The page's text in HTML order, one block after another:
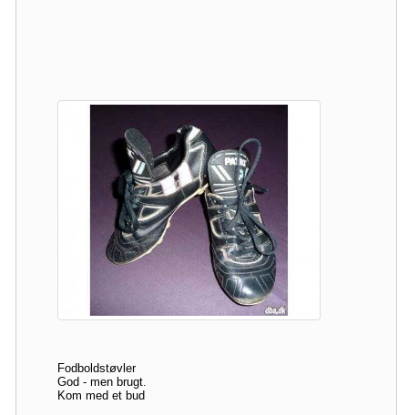
Fodboldstøvler
God - men brugt.
Kom med et bud